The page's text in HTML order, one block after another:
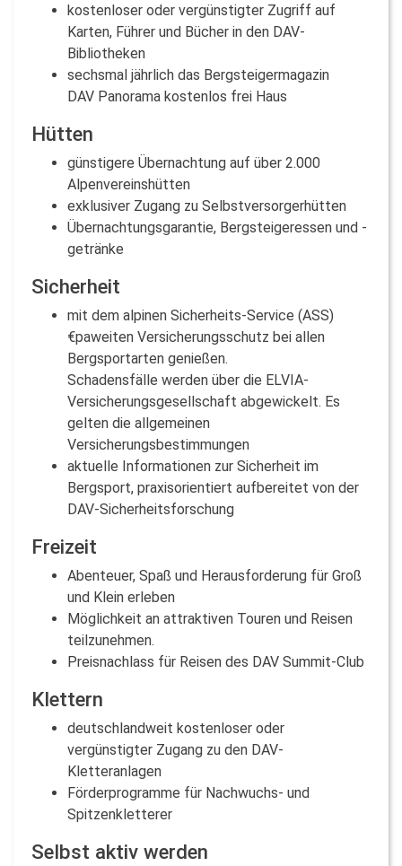
kostenloser oder vergünstigter Zugriff auf
Karten, Führer und Bücher in den DAV-
Bibliotheken
sechsmal jährlich das Bergsteigermagazin
DAV Panorama kostenlos frei Haus
Hütten
günstigere Übernachtung auf über 2.000
Alpenvereinshütten
exklusiver Zugang zu Selbstversorgerhütten
Übernachtungsgarantie, Bergsteigeressen und -
getränke
Sicherheit
mit dem alpinen Sicherheits-Service (ASS)
€paweiten Versicherungsschutz bei allen
Bergsportarten genießen.
Schadensfälle werden über die ELVIA-
Versicherungsgesellschaft abgewickelt. Es
gelten die allgemeinen
Versicherungsbestimmungen
aktuelle Informationen zur Sicherheit im
Bergsport, praxisorientiert aufbereitet von der
DAV-Sicherheitsforschung
Freizeit
Abenteuer, Spaß und Herausforderung für Groß
und Klein erleben
Möglichkeit an attraktiven Touren und Reisen
teilzunehmen.
Preisnachlass für Reisen des DAV Summit-Club
Klettern
deutschlandweit kostenloser oder
vergünstigter Zugang zu den DAV-
Kletteranlagen
Förderprogramme für Nachwuchs- und
Spitzenkletterer
Selbst aktiv werden